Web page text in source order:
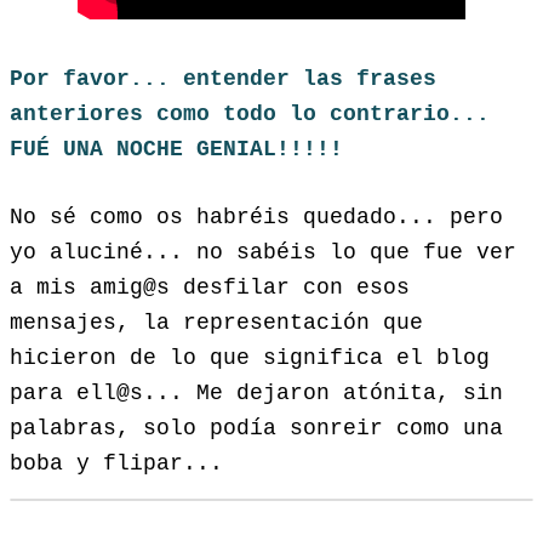
Por favor... entender las frases
anteriores como todo lo contrario...
FUÉ UNA NOCHE GENIAL!!!!!
No sé como os habréis quedado... pero
yo aluciné... no sabéis lo que fue ver
a mis amig@s desfilar con esos
mensajes, la representación que
hicieron de lo que significa el blog
para ell@s... Me dejaron atónita, sin
palabras, solo podía sonreir como una
boba y flipar...